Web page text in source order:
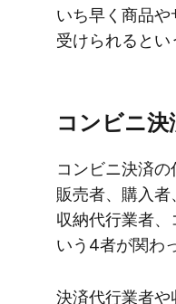
いち早く​商品
受けられると​い
コンビニ決
コンビニ決済
販売者、​購入者
収納代行業者、​
いう​4者が​関わ
決済代行業者や​